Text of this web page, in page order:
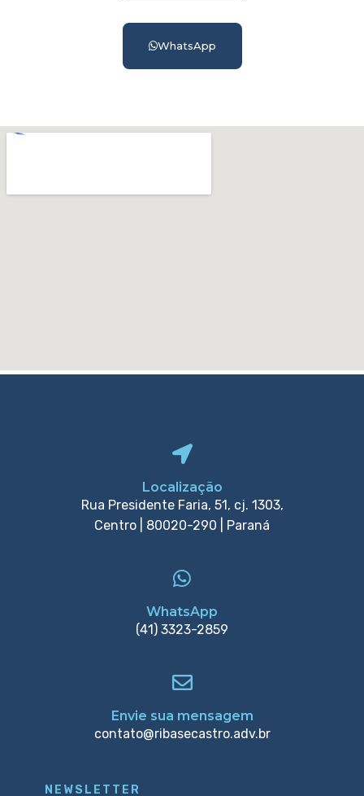
WhatsApp
Localização
Rua Presidente Faria, 51, cj. 1303,
Centro | 80020-290 | Paraná
WhatsApp
(41) 3323-2859
Envie sua mensagem
contato@ribasecastro.adv.br
NEWSLETTER